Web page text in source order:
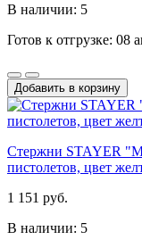
В наличии: 5
Готов к отгрузке: 08
Добавить в корзину
Стержни STAYER
пистолетов, цвет
1 151 руб.
В наличии: 5